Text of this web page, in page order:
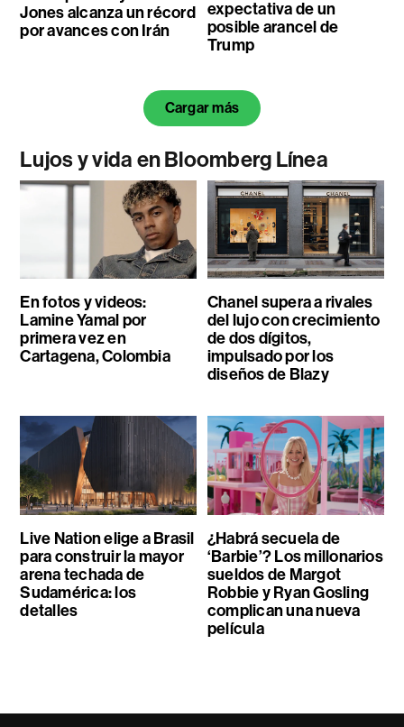
Jones alcanza un récord
por avances con Irán
expectativa de un
posible arancel de
Trump
Cargar más
Lujos y vida en Bloomberg Línea
En fotos y videos:
Lamine Yamal por
primera vez en
Cartagena, Colombia
Chanel supera a rivales
del lujo con crecimiento
de dos dígitos,
impulsado por los
diseños de Blazy
Live Nation elige a Brasil
para construir la mayor
arena techada de
Sudamérica: los
detalles
¿Habrá secuela de
‘Barbie’? Los millonarios
sueldos de Margot
Robbie y Ryan Gosling
complican una nueva
película